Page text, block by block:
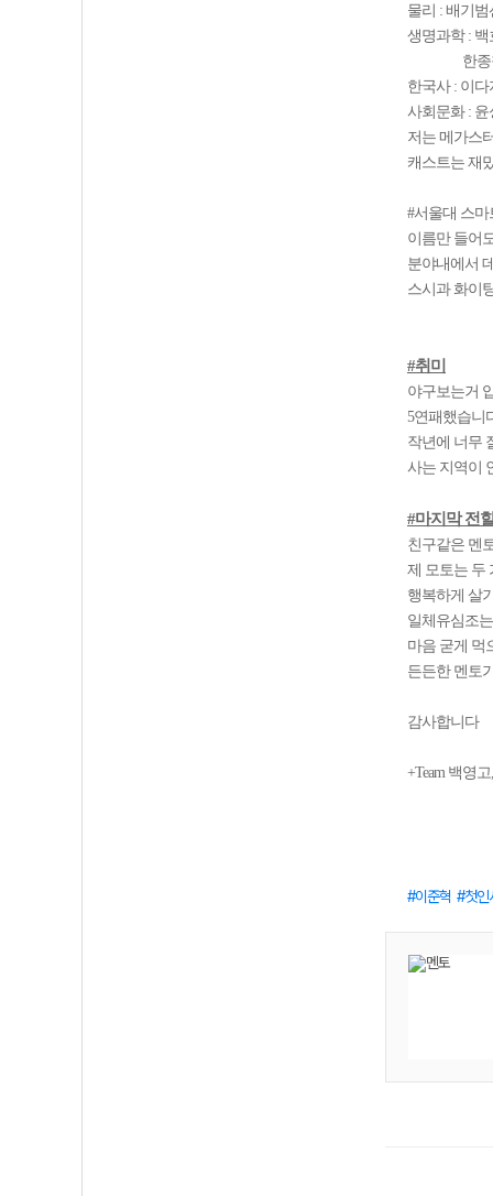
물리 : 배기
생명과학 :
한종
한국사 : 이
사회문화 :
저는 메가스
캐스트는 재
#서울대 스
이름만 들어
분야내에서
스시과 화이
#취미
야구보는거
5연패했습니
작년에 너무
사는 지역이
#마지막 전
친구같은 멘
제 모토는 두
행복하게 살
일체유심조
마음 굳게 먹
든든한 멘토
감사합니다
+Team 백영
이준혁 첫인